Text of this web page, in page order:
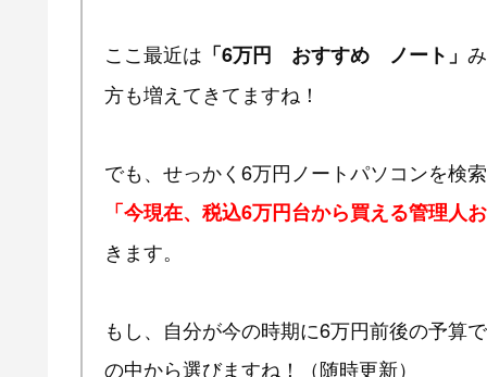
ここ最近は 「6万円 おすすめ ノート」
方も増えてきてますね！
でも、せっかく6万円ノートパソコンを検
「今現在、税込6万円台から買える管理人
きます。
もし、自分が今の時期に6万円前後の予算
の中から選びますね！（随時更新）